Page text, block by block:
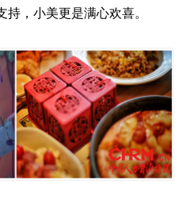
，小美更是满心欢喜。